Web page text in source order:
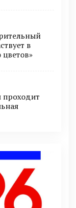
в
проходит